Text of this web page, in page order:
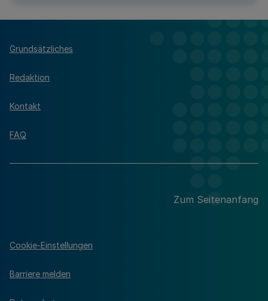
Grundsätzliches
Redaktion
Kontakt
FAQ
Zum Seitenanfang
Cookie-Einstellungen
Barriere melden